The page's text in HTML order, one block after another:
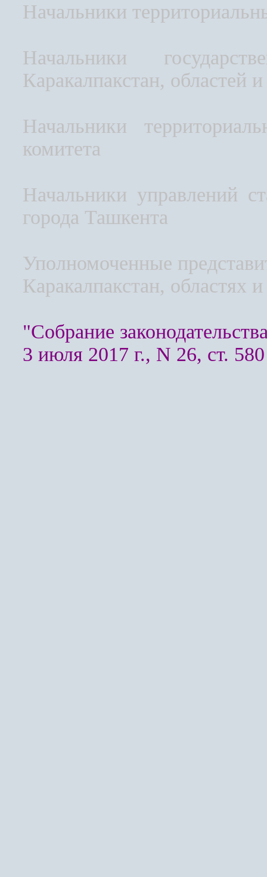
Начальники
Начальники
Каракалпакстан, областей
Начальники
комитета
Начальники управлений
города Ташкента
Уполномоченные
Каракалпакстан, областях
"Собрание
3 июля 2017 г., N 26, ст. 580